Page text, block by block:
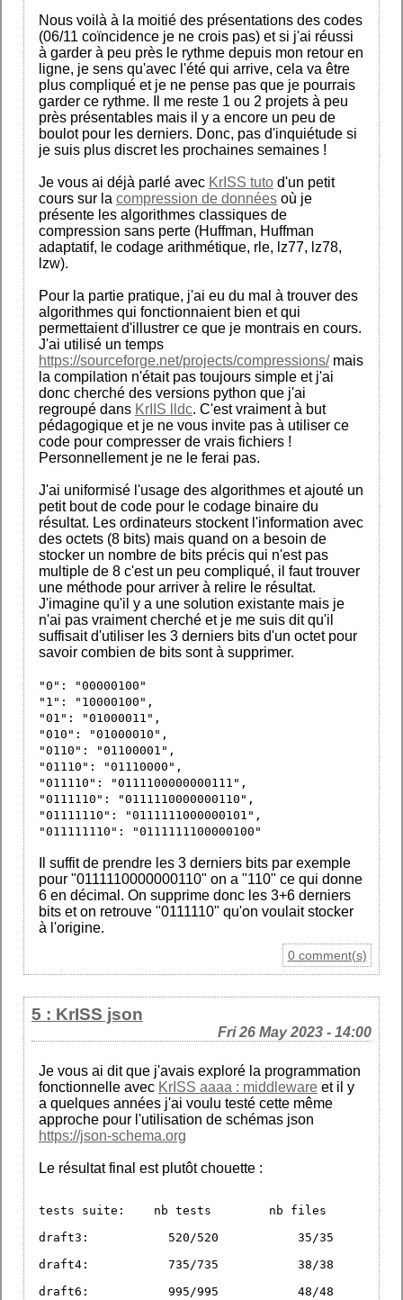
Nous voilà à la moitié des présentations des codes
(06/11 coïncidence je ne crois pas) et si j'ai réussi
à garder à peu près le rythme depuis mon retour en
ligne, je sens qu'avec l'été qui arrive, cela va être
plus compliqué et je ne pense pas que je pourrais
garder ce rythme. Il me reste 1 ou 2 projets à peu
près présentables mais il y a encore un peu de
boulot pour les derniers. Donc, pas d'inquiétude si
je suis plus discret les prochaines semaines !
Je vous ai déjà parlé avec KrISS tuto d'un petit
cours sur la compression de données où je
présente les algorithmes classiques de
compression sans perte (Huffman, Huffman
adaptatif, le codage arithmétique, rle, lz77, lz78,
lzw).
Pour la partie pratique, j'ai eu du mal à trouver des
algorithmes qui fonctionnaient bien et qui
permettaient d'illustrer ce que je montrais en cours.
J'ai utilisé un temps
https://sourceforge.net/projects/compressions/mais
la compilation n'était pas toujours simple et j'ai
donc cherché des versions python que j'ai
regroupé dans KrIIS lldc. C'est vraiment à but
pédagogique et je ne vous invite pas à utiliser ce
code pour compresser de vrais fichiers !
Personnellement je ne le ferai pas.
J'ai uniformisé l'usage des algorithmes et ajouté un
petit bout de code pour le codage binaire du
résultat. Les ordinateurs stockent l'information avec
des octets (8 bits) mais quand on a besoin de
stocker un nombre de bits précis qui n'est pas
multiple de 8 c'est un peu compliqué, il faut trouver
une méthode pour arriver à relire le résultat.
J'imagine qu'il y a une solution existante mais je
n'ai pas vraiment cherché et je me suis dit qu'il
suffisait d'utiliser les 3 derniers bits d'un octet pour
savoir combien de bits sont à supprimer.
"0": "00000100"
"1": "10000100",
"01": "01000011",
"010": "01000010",
"0110": "01100001",
"01110": "01110000",
"011110": "0111100000000111",
"0111110": "0111110000000110",
"01111110": "0111111000000101",
"011111110": "0111111100000100"
Il suffit de prendre les 3 derniers bits par exemple
pour "0111110000000110" on a "110" ce qui donne
6 en décimal. On supprime donc les 3+6 derniers
bits et on retrouve "0111110" qu'on voulait stocker
à l'origine.
0 comment(s)
5 : KrISS json
Fri 26 May 2023 - 14:00
Je vous ai dit que j'avais exploré la programmation
fonctionnelle avec KrISS aaaa : middleware et il y
a quelques années j'ai voulu testé cette même
approche pour l'utilisation de schémas json
https://json-schema.org
Le résultat final est plutôt chouette :
tests suite:	nb tests	nb files
draft3: 	  520/520	    35/35
draft4: 	  735/735	    38/38
draft6: 	  995/995	    48/48